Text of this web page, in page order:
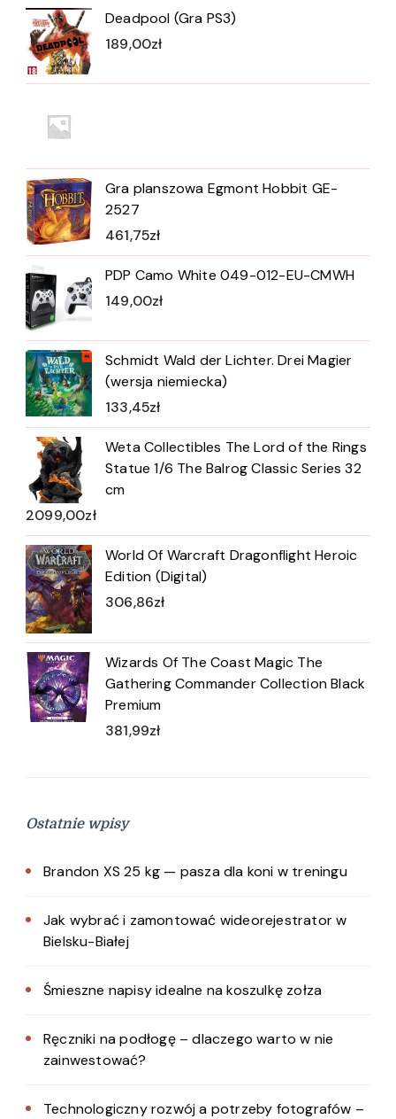
Deadpool (Gra PS3)
189,00zł
Gra planszowa Egmont Hobbit GE-
2527
461,75zł
PDP Camo White 049-012-EU-CMWH
149,00zł
Schmidt Wald der Lichter. Drei Magier
(wersja niemiecka)
133,45zł
Weta Collectibles The Lord of the Rings
Statue 1/6 The Balrog Classic Series 32
cm
2099,00zł
World Of Warcraft Dragonflight Heroic
Edition (Digital)
306,86zł
Wizards Of The Coast Magic The
Gathering Commander Collection Black
Premium
381,99zł
Ostatnie wpisy
Brandon XS 25 kg — pasza dla koni w treningu
Jak wybrać i zamontować wideorejestrator w
Bielsku-Białej
Śmieszne napisy idealne na koszulkę zołza
Ręczniki na podłogę – dlaczego warto w nie
zainwestować?
Technologiczny rozwój a potrzeby fotografów –